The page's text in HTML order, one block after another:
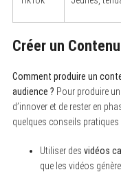
Créer un
Comment produire un
audience ? Pour produire
d’innover et de rester en
quelques conseils pratiques
Utiliser des vidéos
que les vidéos